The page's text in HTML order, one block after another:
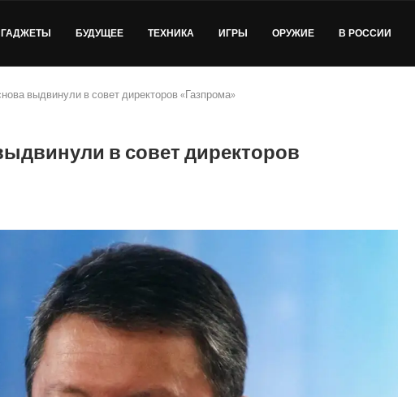
ГАДЖЕТЫ БУДУЩЕЕ ТЕХНИКА ИГРЫ ОРУЖИЕ В РОССИИ
выдвинули в совет директоров «Газпрома»
в совет директоров